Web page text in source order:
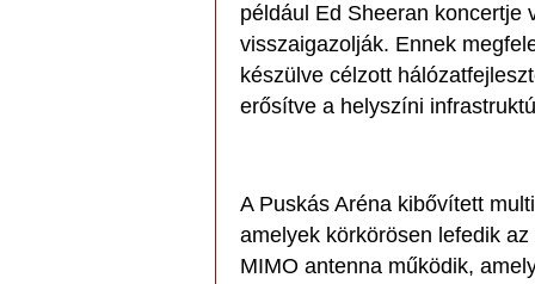
például Ed Sheeran koncertje
visszaigazolják. Ennek
készülve célzott
erősítve a helyszíni
A Puskás Aréna kibővített
amelyek körkörösen lefedik
MIMO antenna működik,